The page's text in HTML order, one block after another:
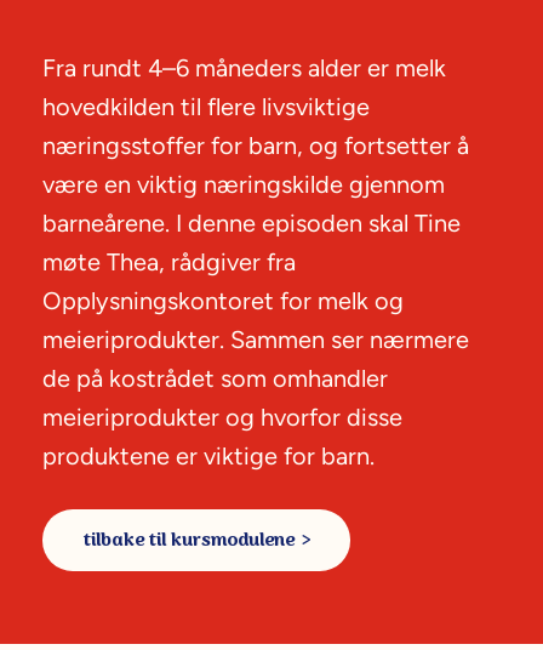
godta
markedsføri
ngskapsler
denne
Fra rundt 4–6 måneders alder er melk
hovedkilden til flere livsviktige
næringsstoffer for barn, og fortsetter å
være en viktig næringskilde gjennom
barneårene. I denne episoden skal Tine
møte Thea, rådgiver fra
Opplysningskontoret for melk og
meieriprodukter. Sammen ser nærmere
de på kostrådet som omhandler
meieriprodukter og hvorfor disse
produktene er viktige for barn.
tilbake til kursmodulene >